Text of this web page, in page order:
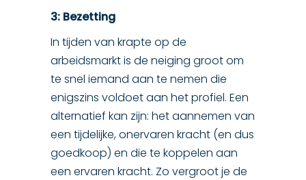
3: Bezetting
In tijden van krapte op de
arbeidsmarkt is de neiging groot om
te snel iemand aan te nemen die
enigszins voldoet aan het profiel. Een
alternatief kan zijn: het aannemen van
een tijdelijke, onervaren kracht (en dus
goedkoop) en die te koppelen aan
een ervaren kracht. Zo vergroot je de